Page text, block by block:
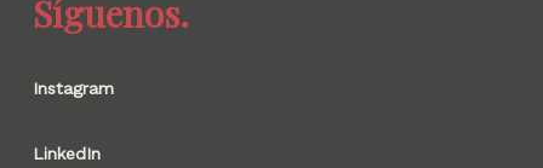
Síguenos.
Instagram
LinkedIn